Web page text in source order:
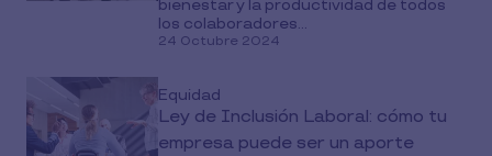
bienestar y la productividad de todos
los colaboradores...
24 Octubre 2024
Equidad
Ley de Inclusión Laboral: cómo tu
empresa puede ser un aporte